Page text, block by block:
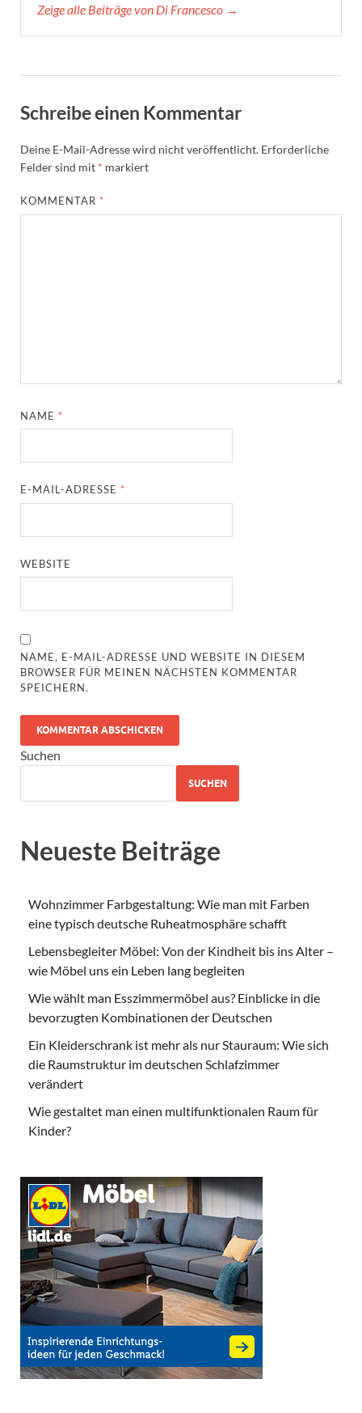
Zeige alle Beiträge von Di Francesco →
Schreibe einen Kommentar
Deine E-Mail-Adresse wird nicht veröffentlicht. Erforderliche
Felder sind mit * markiert
KOMMENTAR *
NAME *
E-MAIL-ADRESSE *
WEBSITE
NAME, E-MAIL-ADRESSE UND WEBSITE IN DIESEM
BROWSER FÜR MEINEN NÄCHSTEN KOMMENTAR
SPEICHERN.
Suchen
SUCHEN
Neueste Beiträge
Wohnzimmer Farbgestaltung: Wie man mit Farben
eine typisch deutsche Ruheatmosphäre schafft
Lebensbegleiter Möbel: Von der Kindheit bis ins Alter –
wie Möbel uns ein Leben lang begleiten
Wie wählt man Esszimmermöbel aus? Einblicke in die
bevorzugten Kombinationen der Deutschen
Ein Kleiderschrank ist mehr als nur Stauraum: Wie sich
die Raumstruktur im deutschen Schlafzimmer
verändert
Wie gestaltet man einen multifunktionalen Raum für
Kinder?